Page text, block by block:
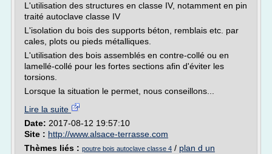
L'utilisation des structures en classe IV, notamment en pin
traité autoclave classe IV
L'isolation du bois des supports béton, remblais etc. par
cales, plots ou pieds métalliques.
L'utilisation des bois assemblés en contre-collé ou en
lamellé-collé pour les fortes sections afin d'éviter les
torsions.
Lorsque la situation le permet, nous conseillons...
Lire la suite
Date: 2017-08-12 19:57:10
Site : http://www.alsace-terrasse.com
Thèmes liés : poutre bois autoclave classe 4 / plan d un